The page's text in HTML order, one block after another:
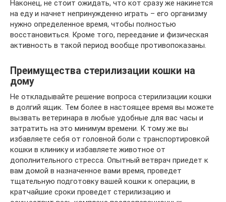
Наконец, не стоит ожидать, что кот сразу же накинется
на еду и начнет непринужденно играть – его организму
нужно определенное время, чтобы полностью
восстановиться. Кроме того, переедание и физическая
активность в такой период вообще противопоказаны.
Преимущества стерилизации кошки на
дому
Не откладывайте решение вопроса стерилизации кошки
в долгий ящик. Тем более в настоящее время вы можете
вызвать ветеринара в любые удобные для вас часы и
затратить на это минимум времени. К тому же вы
избавляете себя от головной боли с транспортировкой
кошки в клинику и избавляете животное от
дополнительного стресса. Опытный ветврач приедет к
вам домой в назначенное вами время, проведет
тщательную подготовку вашей кошки к операции, в
кратчайшие сроки проведет стерилизацию и